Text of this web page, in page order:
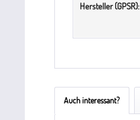
Hersteller (GPSR):
Auch interessant?